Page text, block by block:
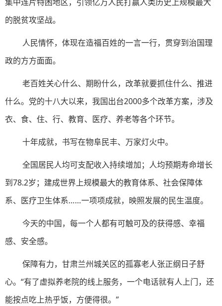
集中连片特困地区，引领亿万人民打赢人类历史上规模最大
的脱贫攻坚战。
人民情怀，体现在造福百姓的一言一行，贯穿到治国理
政的方方面面。
老百姓关心什么、期盼什么，改革就要抓住什么、推进
什么。党的十八大以来，我国出台2000多个改革方案，涉及
衣、食、住、行、教育、医疗、养老等各个环节。
十年成就，书写在物阜民丰、万家灯火中。
全国居民人均可支配收入持续增加；人均预期寿命增长
到78.2岁；建成世界上规模最大的教育体系、社会保障体
系、医疗卫生体系……一项项成就，映照发展的民生温度。
今天的中国，每一个人都有可触可及的获得感、幸福
感、安全感。
保障有力，甘肃兰州城关区的孤寡老人张正纲日子舒
心。“有了虚拟养老院的线上服务，一个电话就有人上门，还
能按点吃上热乎饭，方便得很。”